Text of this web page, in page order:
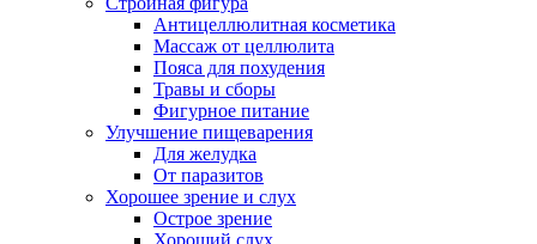
Антицеллюлитная косметика
Массаж от целлюлита
Пояса для похудения
Травы и сборы
Фигурное питание
Улучшение пищеварения
Для желудка
От паразитов
Хорошее зрение и слух
Острое зрение
Хороший слух